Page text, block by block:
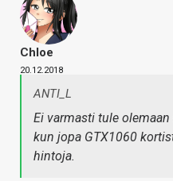
Chloe
20.12.2018
ANTI_L
Ei varmasti tule
kun jopa GTX1060
hintoja.